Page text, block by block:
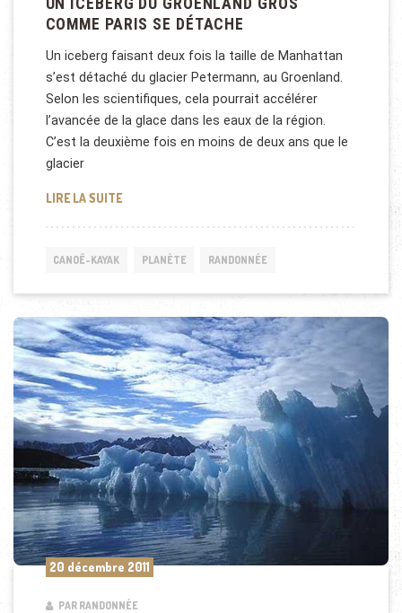
COMME PARIS SE DÉTACHE
Un iceberg faisant deux fois la taille de Manhattan
s’est détaché du glacier Petermann, au Groenland.
Selon les scientifiques, cela pourrait accélérer
l’avancée de la glace dans les eaux de la région.
C’est la deuxième fois en moins de deux ans que le
glacier
LIRE LA SUITEUN ICEBERG DU GROENLAND GROS COMME PARIS
CANOË-KAYAK PLANÈTE RANDONNÉE
20 décembre 2011
PAR RANDONNÉE